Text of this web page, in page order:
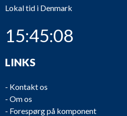
Lokal tid i Denmark
15:45:08
LINKS
- Kontakt os
- Om os
- Forespørg på komponent